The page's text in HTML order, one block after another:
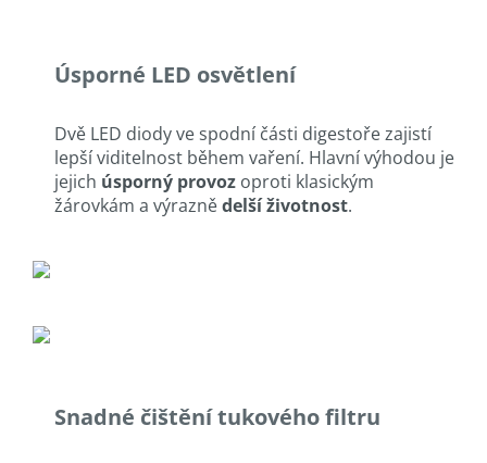
Úsporné LED osvětlení
Dvě LED diody ve spodní části digestoře zajistí
lepší viditelnost během vaření. Hlavní výhodou je
jejich úsporný provoz oproti klasickým
žárovkám a výraznědelší životnost.
Snadné čištění tukového filtru